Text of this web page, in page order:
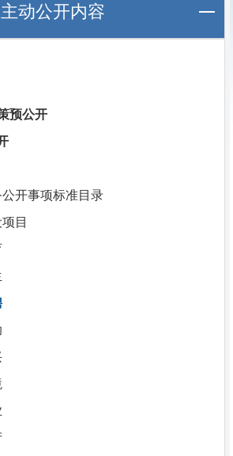
动公开内容
预公开
开事项标准目录
目